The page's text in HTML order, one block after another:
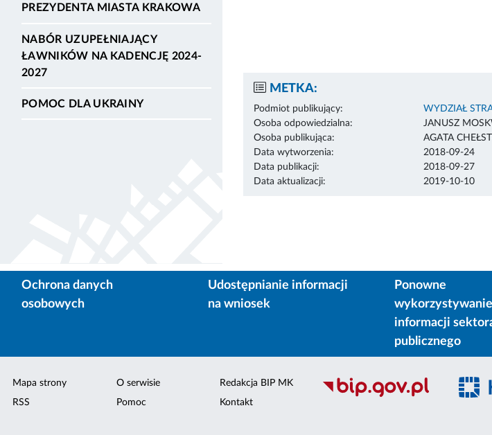
PREZYDENTA MIASTA KRAKOWA
NABÓR UZUPEŁNIAJĄCY
ŁAWNIKÓW NA KADENCJĘ 2024-
2027
POMOC DLA UKRAINY
METKA:
Podmiot publikujący:
WYDZIAŁ
Osoba odpowiedzialna:
JANUSZ
Osoba publikująca:
AGATA
Data wytworzenia:
2018-09-24
Data publikacji:
2018-09-27
Data aktualizacji:
2019-10-10
Ochrona danych
osobowych
Udostępnianie informacji
na wniosek
Ponowne
wykorzystywanie
informacji
publicznego
Mapa strony
RSS
O serwisie
Pomoc
Redakcja BIP MK
Kontakt